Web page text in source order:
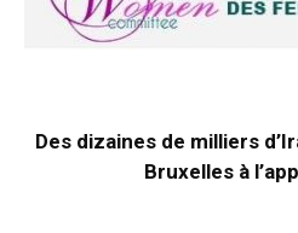
Des dizaines de milliers
Bruxelles à